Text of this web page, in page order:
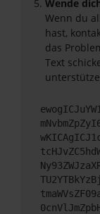
Wende
Wenn du
hast,
das
Text